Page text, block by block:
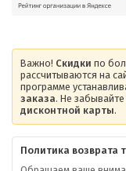
Важно! Скидки по
рассчитываются на
программе
заказа. Не
дисконтной карты.
Политика возврата